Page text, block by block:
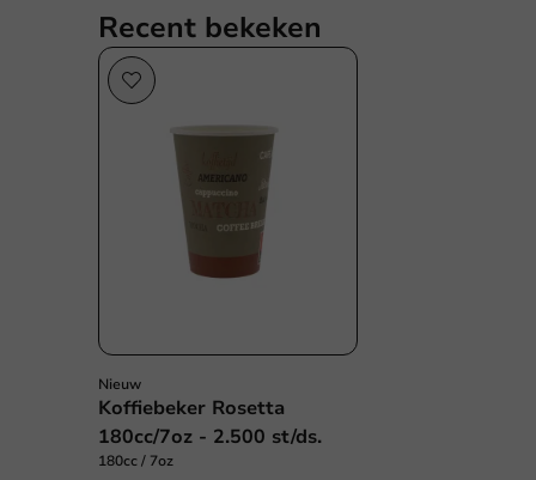
Recent bekeken
Nieuw
Koffiebeker Rosetta
180cc/7oz - 2.500 st/ds.
180cc / 7oz